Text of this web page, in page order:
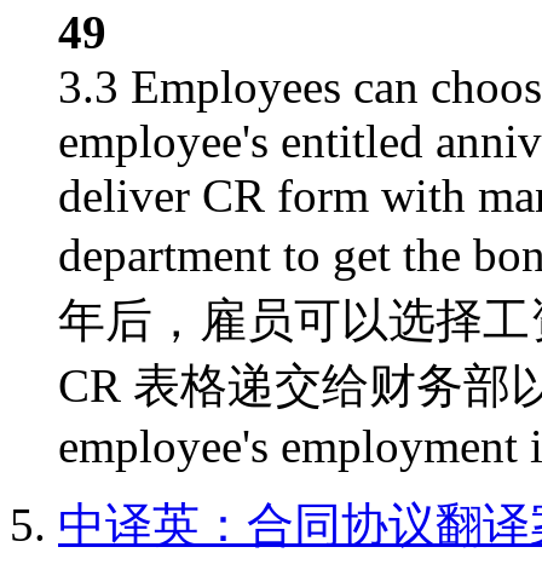
49
3.3 Employees can
employee's entitled
deliver CR form with
department to get the
年后，雇员可以选择
CR 表格递交给财务部
employee's
中译英：合同协议翻